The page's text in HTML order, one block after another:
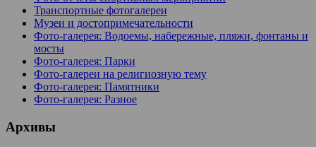
Транспортные фотогалереи
Музеи и достопримечательности
Фото-галерея: Водоемы, набережные, пляжи, фонтаны и
мосты
Фото-галерея: Парки
Фото-галереи на религиозную тему
Фото-галерея: Памятники
Фото-галерея: Разное
Архивы